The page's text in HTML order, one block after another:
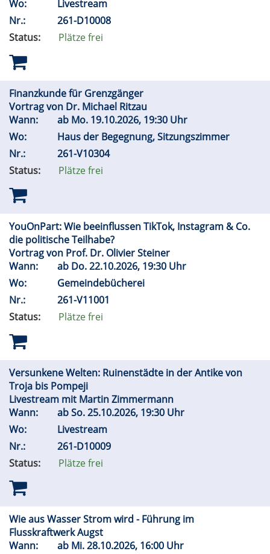
Wo:
Livestream
Nr.:
261-D10008
Status:
Plätze frei
Finanzkunde für Grenzgänger
Vortrag von Dr. Michael Ritzau
Wann:
ab Mo. 19.10.2026, 19:30 Uhr
Wo:
Haus der Begegnung, Sitzungszimmer
Nr.:
261-V10304
Status:
Plätze frei
YouOnPart: Wie beeinflussen TikTok, Instagram & Co.
die politische Teilhabe?
Vortrag von Prof. Dr. Olivier Steiner
Wann:
ab Do.22.10.2026, 19:30 Uhr
Wo:
Gemeindebücherei
Nr.:
261-V11001
Status:
Plätze frei
Versunkene Welten: Ruinenstädte in der Antike von
Troja bis Pompeji
Livestream mit Martin Zimmermann
Wann:
abSo.25.10.2026, 19:30 Uhr
Wo:
Livestream
Nr.:
261-D10009
Status:
Plätze frei
Wie aus Wasser Strom wird - Führung im
Flusskraftwerk Augst
Wann:
ab Mi.28.10.2026, 16:00 Uhr